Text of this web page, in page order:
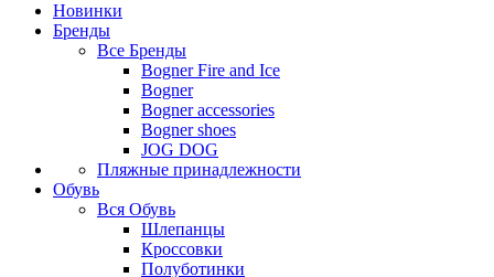
Новинки
Бренды
Все Бренды
Bogner Fire and Ice
Bogner
Bogner accessories
Bogner shoes
JOG DOG
Пляжные принадлежности
Обувь
Вся Обувь
Шлепанцы
Кроссовки
Полуботинки